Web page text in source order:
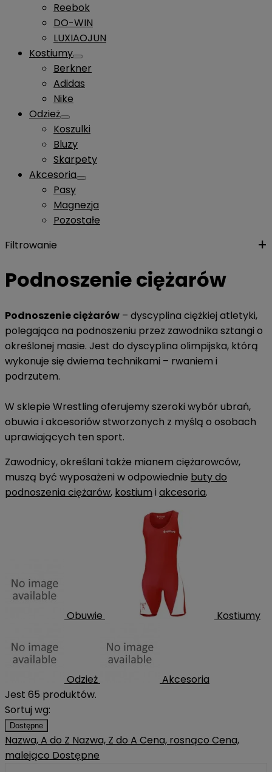
Reebok
DO-WIN
LUXIAOJUN
Kostiumy
Berkner
Adidas
Nike
Odzież
Koszulki
Bluzy
Skarpety
Akcesoria
Pasy
Magnezja
Pozostałe
Filtrowanie
Podnoszenie ciężarów
Podnoszenie ciężarów – dyscyplina ciężkiej atletyki,
polegająca na podnoszeniu przez zawodnika sztangi o
określonej masie. Jest do dyscyplina olimpijska, którą
wykonuje się dwiema technikami – rwaniem i
podrzutem.
W sklepie Wrestling oferujemy szeroki wybór ubrań,
obuwia i akcesoriów stworzonych z myślą o osobach
uprawiających ten sport.
Zawodnicy, określani także mianem ciężarowców,
muszą być wyposażeni w odpowiednie buty do
podnoszenia ciężarów, kostium i akcesoria.
Obuwie Kostiumy
Odzież
Akcesoria
Jest 65 produktów.
Sortuj wg:
Dostępne
Nazwa, A do Z Nazwa, Z do A Cena, rosnąco Cena,
malejąco Dostępne